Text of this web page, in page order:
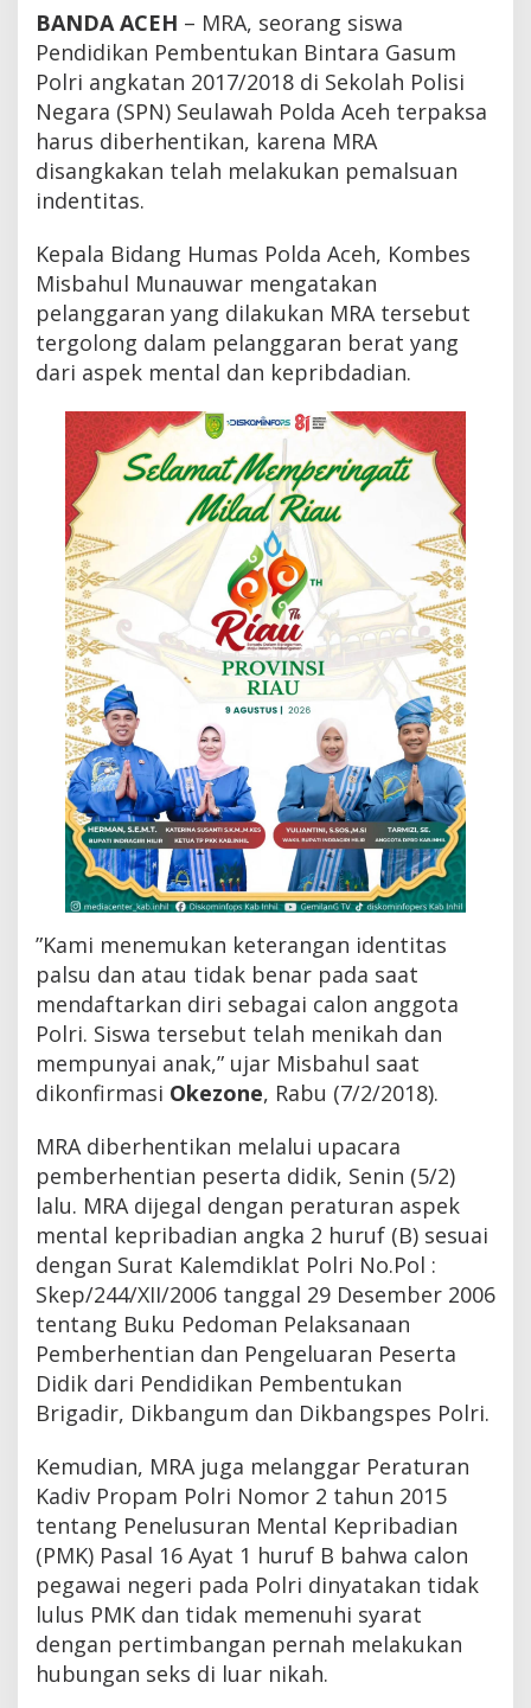
g
l
e
,
S
i
s
w
a
N
S
e
u
a
w
h
P
o
l
A
c
h
D
i
b
n
t
i
a
n
BANDA ACEH – MRA, seorang siswa
Pendidikan Pembentukan Bintara Gasum
Polri angkatan 2017/2018 di Sekolah Polisi
Negara (SPN) Seulawah Polda Aceh terpaksa
harus diberhentikan, karena MRA
disangkakan telah melakukan pemalsuan
indentitas.
Kepala Bidang Humas Polda Aceh, Kombes
Misbahul Munauwar mengatakan
pelanggaran yang dilakukan MRA tersebut
tergolong dalam pelanggaran berat yang
dari aspek mental dan kepribdadian.
”Kami menemukan keterangan identitas
palsu dan atau tidak benar pada saat
mendaftarkan diri sebagai calon anggota
Polri. Siswa tersebut telah menikah dan
mempunyai anak,” ujar Misbahul saat
dikonfirmasi Okezone, Rabu (7/2/2018).
MRA diberhentikan melalui upacara
pemberhentian peserta didik, Senin (5/2)
lalu. MRA dijegal dengan peraturan aspek
mental kepribadian angka 2 huruf (B) sesuai
dengan Surat Kalemdiklat Polri No.Pol :
Skep/244/XII/2006 tanggal 29 Desember 2006
tentang Buku Pedoman Pelaksanaan
Pemberhentian dan Pengeluaran Peserta
Didik dari Pendidikan Pembentukan
Brigadir, Dikbangum dan Dikbangspes Polri.
Kemudian, MRA juga melanggar Peraturan
Kadiv Propam Polri Nomor 2 tahun 2015
tentang Penelusuran Mental Kepribadian
(PMK) Pasal 16 Ayat 1 huruf B bahwa calon
pegawai negeri pada Polri dinyatakan tidak
lulus PMK dan tidak memenuhi syarat
dengan pertimbangan pernah melakukan
hubungan seks di luar nikah.